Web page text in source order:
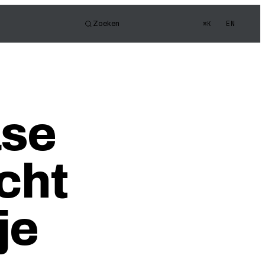
Zoeken ⌘K EN